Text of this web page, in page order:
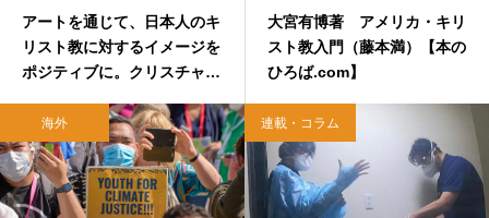
アートを通じて、日本人のキ
リスト教に対するイメージを
ポジティブに。クリスチャン
（しょうの・まゆこ）さん
大宮有博著 アメリカ・キリ
スト教入門（藤本満）【本の
ひろば.com】
海外 連載・コラム